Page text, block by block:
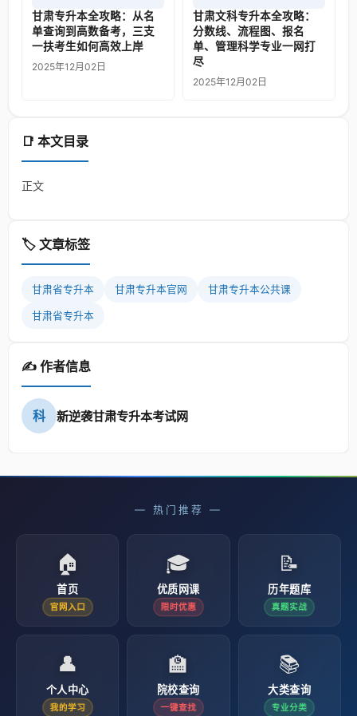
📑 本文目录
正文
🏷️ 文章标签
甘肃省专升本 甘肃专升本官网 甘肃专升本公共课
甘肃省专升本
✍️ 作者信息
科 新逆袭甘肃专升本考试网
甘肃专升本全攻略：从名
单查询到高数备考，三支
一扶考生如何高效上岸
2025年12月02日
甘肃文科专升本全攻略：
分数线、流程图、报名
单、管理科学专业一网打
尽
2025年12月02日
— 热门推荐 —
🏠
首页
官网入口
🎓
优质网课
限时优惠
📝
历年题库
真题实战
👤
个人中心
我的学习
🏫
院校查询
一键查找
📚
大类查询
专业分类